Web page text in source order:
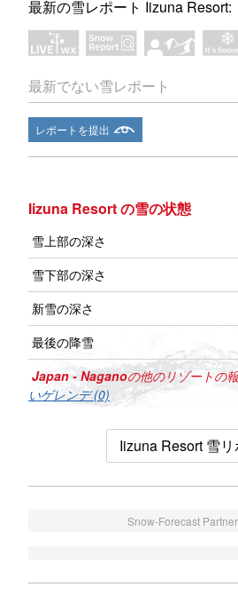
最新の雪レポート Iizuna Resort:
最新でない雪レポート
レポートを提出
Iizuna Resort の雪の状態
雪上部の深さ
雪下部の深さ
新雪の深さ
最後の降雪
Japan - Naganoの他のリゾートの
いゲレンデ (0)
Iizuna Resort 雪リ
Snow-Forecast